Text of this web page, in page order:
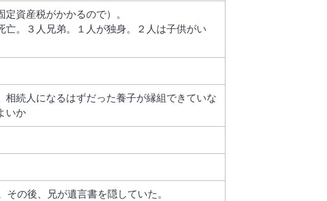
資産税がかかるので）。
。３人兄弟。１人が独身。２人は子供がい
続人になるはずだった養子が縁組できていな
いか
の後、兄が遺言書を隠していた。